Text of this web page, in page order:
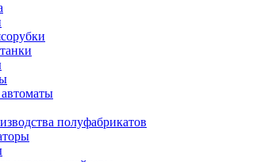
полуфабрикатов